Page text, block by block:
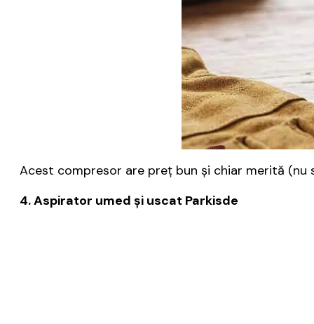
Acest compresor are preţ bun şi chiar merită (nu
4. Aspirator umed şi uscat Parkisde